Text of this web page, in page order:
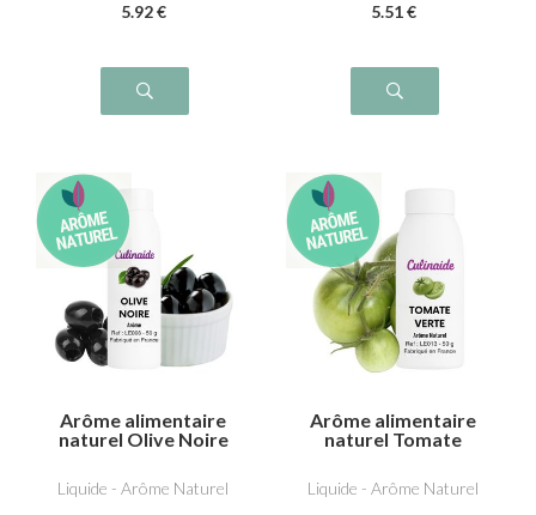
5.92 € 5.51 €
Arôme alimentaire
naturel Olive Noire
Liquide - Arôme Naturel
Arôme alimentaire
naturel Tomate
Liquide - Arôme Naturel